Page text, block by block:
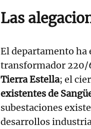
Las
El departamento ha
transformador
Tierra Estella; el
existentes de
subestaciones
desarrollos